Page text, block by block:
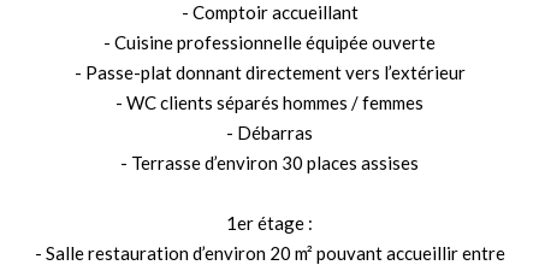
- Comptoir accueillant
- Cuisine professionnelle équipée ouverte
- Passe-plat donnant directement vers l’extérieur
- WC clients séparés hommes / femmes
- Débarras
- Terrasse d’environ 30 places assises
1er étage :
- Salle restauration d’environ 20 m² pouvant accueillir entre